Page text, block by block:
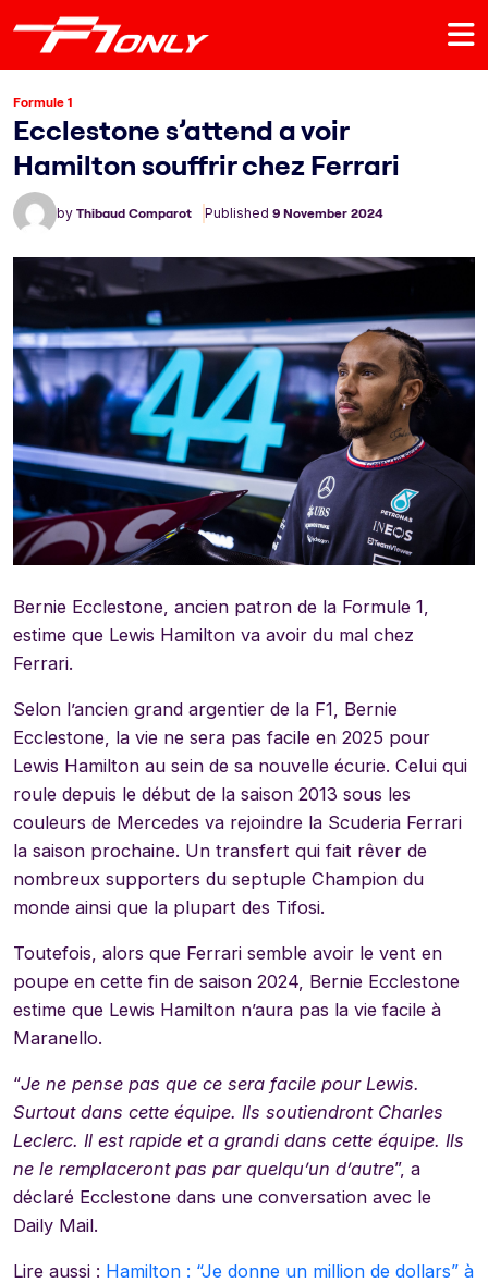
Formule 1
Ecclestone s’attend a voir
Hamilton souffrir chez Ferrari
by Thibaud Comparot Published 9 November 2024
Bernie Ecclestone, ancien patron de la Formule 1,
estime que Lewis Hamilton va avoir du mal chez
Ferrari.
Selon l’ancien grand argentier de la F1, Bernie
Ecclestone, la vie ne sera pas facile en 2025 pour
Lewis Hamilton au sein de sa nouvelle écurie. Celui qui
roule depuis le début de la saison 2013 sous les
couleurs de Mercedes va rejoindre la Scuderia Ferrari
la saison prochaine. Un transfert qui fait rêver de
nombreux supporters du septuple Champion du
monde ainsi que la plupart des Tifosi.
Toutefois, alors que Ferrari semble avoir le vent en
poupe en cette fin de saison 2024, Bernie Ecclestone
estime que Lewis Hamilton n’aura pas la vie facile à
Maranello.
“Je ne pense pas que ce sera facile pour Lewis.
Surtout dans cette équipe. Ils soutiendront Charles
Leclerc. Il est rapide et a grandi dans cette équipe. Ils
ne le remplaceront pas par quelqu’un d’autre”, a
déclaré Ecclestone dans une conversation avec le
Daily Mail.
Lire aussi : Hamilton : “Je donne un million de dollars” à